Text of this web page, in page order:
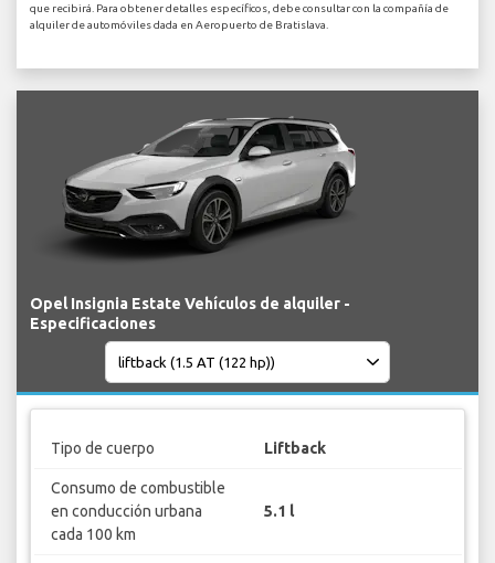
que recibirá. Para obtener detalles específicos, debe consultar con la compañía de
alquiler de automóviles dada en Aeropuerto de Bratislava.
Opel Insignia Estate Vehículos de alquiler -
Especificaciones
Tipo de cuerpo Liftback
Consumo de combustible
en conducción urbana
cada 100 km
5.1 l